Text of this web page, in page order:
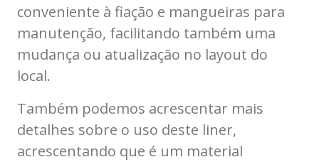
conveniente à fiação e mangueiras para
manutenção, facilitando também uma
mudança ou atualização no layout do
local.
Também podemos acrescentar mais
detalhes sobre o uso deste liner,
acrescentando que é um material